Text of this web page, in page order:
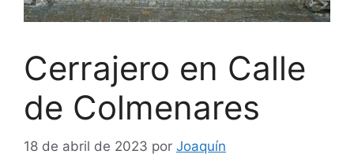
Cerrajero en Calle
de Colmenares
18 de abril de 2023 por Joaquín